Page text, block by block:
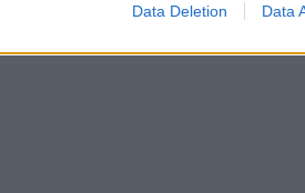
Data Deletion Data